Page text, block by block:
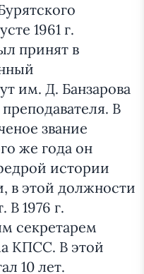
1961 г.
принят в
им. Д. Банзарова
В
звание
же года он
истории
в этой должности
В 1976 г.
секретарем
КПСС. В этой
10 лет.